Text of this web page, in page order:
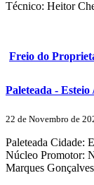
Técnico: Heitor
Freio do
Paleteada - Esteio
22 de Novembro de
Paleteada Cidade:
Núcleo Promotor:
Marques